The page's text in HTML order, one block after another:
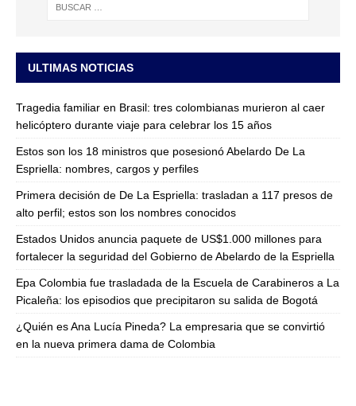
ULTIMAS NOTICIAS
Tragedia familiar en Brasil: tres colombianas murieron al caer
helicóptero durante viaje para celebrar los 15 años
Estos son los 18 ministros que posesionó Abelardo De La
Espriella: nombres, cargos y perfiles
Primera decisión de De La Espriella: trasladan a 117 presos de
alto perfil; estos son los nombres conocidos
Estados Unidos anuncia paquete de US$1.000 millones para
fortalecer la seguridad del Gobierno de Abelardo de la Espriella
Epa Colombia fue trasladada de la Escuela de Carabineros a La
Picaleña: los episodios que precipitaron su salida de Bogotá
¿Quién es Ana Lucía Pineda? La empresaria que se convirtió
en la nueva primera dama de Colombia